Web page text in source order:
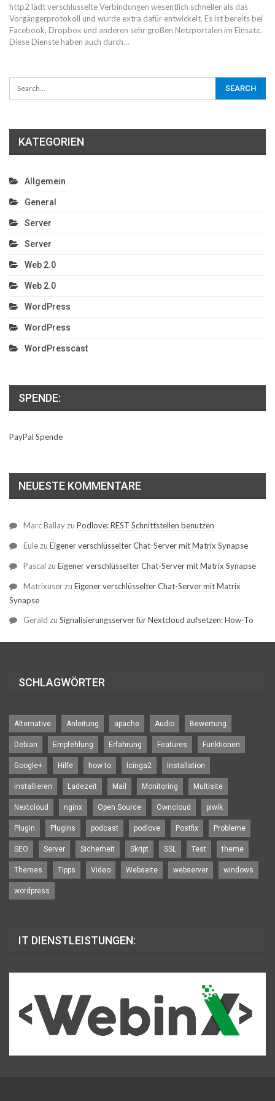
http2 lädt verschlüsselte Verbindungen wesentlich schneller als das
Vorgängerprotokoll und wurde extra dafür entwickelt. Es ist bereits bei
Facebook, Dropbox und anderen sehr großen Netzportalen im Einsatz.
Diese Dienste haben auch durch…
KATEGORIEN
Allgemein
General
Server
Server
Web 2.0
Web 2.0
WordPress
WordPress
WordPresscast
SPENDE:
PayPal Spende
NEUESTE KOMMENTARE
Marc Ballayzu Podlove: REST Schnittstellen benutzen
Eulezu Eigener verschlüsselter Chat-Server mit Matrix Synapse
Pascal zu Eigener verschlüsselter Chat-Server mit Matrix Synapse
Matrixuserzu Eigener verschlüsselter Chat-Server mit Matrix
Synapse
Gerald zu Signalisierungsserver für Nextcloud aufsetzen: How-To
SCHLAGWÖRTER
Alternative Anleitung apache Audio Bewertung
Debian Empfehlung Erfahrung Features Funktionen
Google+ Hilfe how to Icinga2 Installation
installieren Ladezeit Mail Monitoring Multisite
Nextcloud nginx Open Source Owncloud piwik
Plugin Plugins podcast podlove Postfix Probleme
SEO Server Sicherheit Skript SSL Test theme
Themes Tipps Video Webseite webserver windows
wordpress
IT DIENSTLEISTUNGEN: